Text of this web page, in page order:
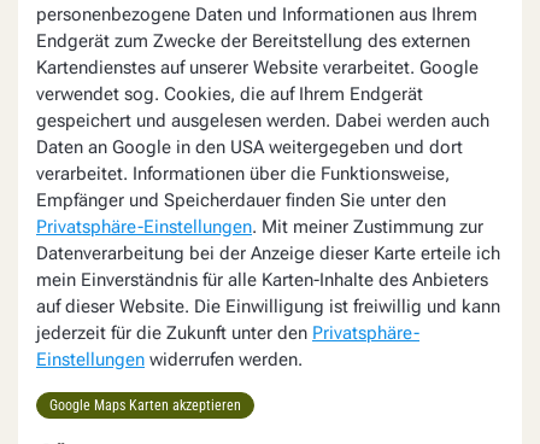
personenbezogene Daten und Informationen aus Ihrem
Endgerät zum Zwecke der Bereitstellung des externen
Kartendienstes auf unserer Website verarbeitet. Google
verwendet sog. Cookies, die auf Ihrem Endgerät
gespeichert und ausgelesen werden. Dabei werden auch
Daten an Google in den USA weitergegeben und dort
verarbeitet. Informationen über die Funktionsweise,
Empfänger und Speicherdauer finden Sie unter den
Privatsphäre-Einstellungen. Mit meiner Zustimmung zur
Datenverarbeitung bei der Anzeige dieser Karte erteile ich
mein Einverständnis für alle Karten-Inhalte des Anbieters
auf dieser Website. Die Einwilligung ist freiwillig und kann
jederzeit für die Zukunft unter den Privatsphäre-
Einstellungen widerrufen werden.
Google Maps Karten akzeptieren